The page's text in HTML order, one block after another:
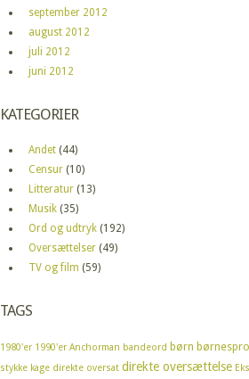
september 2012
august 2012
juli 2012
juni 2012
KATEGORIER
Andet (44)
Censur (10)
Litteratur (13)
Musik (35)
Ord og udtryk (192)
Oversættelser (49)
TV og film (59)
TAGS
1980'er 1990'er Anchorman bandeord børn
stykke kage direkte oversat direkte oversættelse